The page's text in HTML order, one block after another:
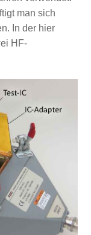
man sich
In der hier
HF-